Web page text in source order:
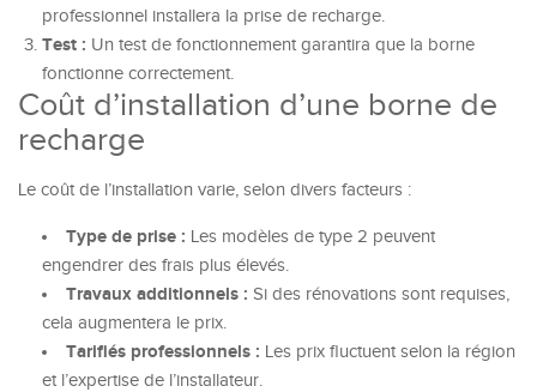
professionnel installera la prise de recharge.
Test : Un test de fonctionnement garantira que la borne
fonctionne correctement.
Coût d’installation d’une borne de
recharge
Le coût de l’installation varie, selon divers facteurs :
Type de prise : Les modèles de type 2 peuvent
engendrer des frais plus élevés.
Travaux additionnels : Si des rénovations sont requises,
cela augmentera le prix.
Tarifiés professionnels : Les prix fluctuent selon la région
et l’expertise de l’installateur.